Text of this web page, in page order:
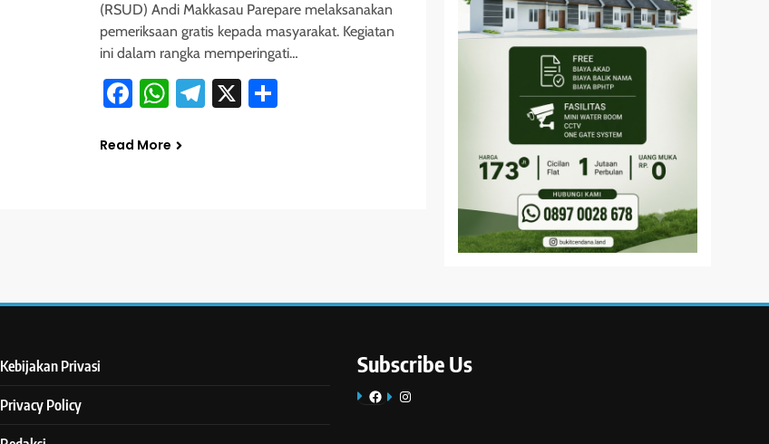
(RSUD) Andi Makkasau Parepare melaksanakan
pemeriksaan gratis kepada masyarakat. Kegiatan
ini dalam rangka memperingati…
Facebook
WhatsApp
Telegram
X Share
Read More
Kebijakan Privasi
Privacy Policy
Subscribe Us
FacebookInstagram